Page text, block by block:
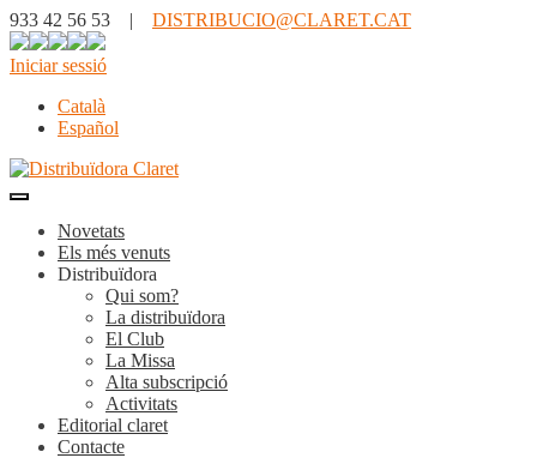
933 42 56 53 | DISTRIBUCIO@CLARET.CAT
Iniciar sessió
Català
Español
Novetats
Els més venuts
Distribuïdora
Qui som?
La distribuïdora
El Club
La Missa
Alta subscripció
Activitats
Editorial claret
Contacte